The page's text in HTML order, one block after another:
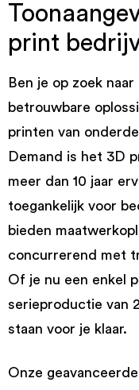
print
Ben je op zoek
betrouwbare
printen van
Demand is het 3D
meer dan 10 jaar
toegankelijk voor
bieden
concurrerend met
Of je nu een enkel
serieproductie van
staan voor je klaar.
Onze